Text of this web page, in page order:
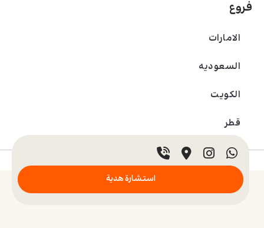
فروع
الامارات
السعودیه
الکویت
قطر
© 2024 عيادة بادرا. جميع الحقوق محفوظة.
استشارة هدية